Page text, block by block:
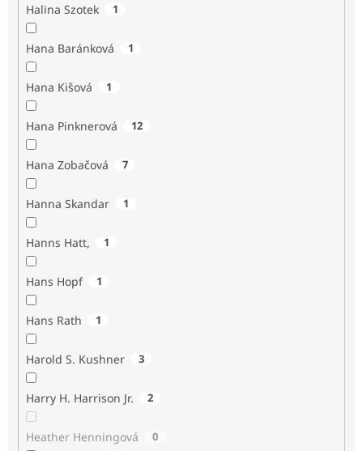
Halina Szotek 1
Hana Baránková 1
Hana Kišová 1
Hana Pinknerová 12
Hana Zobačová 7
Hanna Skandar 1
Hanns Hatt, 1
Hans Hopf 1
Hans Rath 1
Harold S. Kushner 3
Harry H. Harrison Jr. 2
Heather Henningová 0